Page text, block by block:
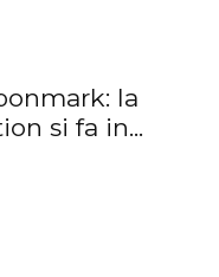
la
si fa in...